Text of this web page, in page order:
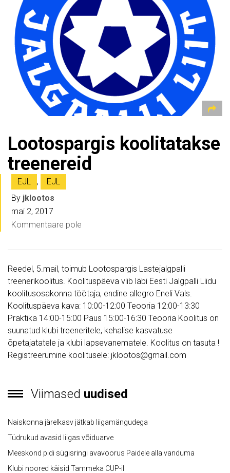
Lootospargis koolitatakse
treenereid
EJL ,
EJL
By jklootos
mai 2, 2017
Kommentaare pole
Reedel, 5.mail, toimub Lootospargis Lastejalgpalli
treenerikoolitus. Koolituspäeva viib läbi Eesti Jalgpalli Liidu
koolitusosakonna töötaja, endine allegro Eneli Vals.
Koolituspäeva kava: 10:00-12:00 Teooria 12:00-13:30
Praktika 14:00-15:00 Paus 15:00-16:30 Teooria Koolitus on
suunatud klubi treeneritele, kehalise kasvatuse
õpetajatatele ja klubi lapsevanematele. Koolitus on tasuta !
Registreerumine koolitusele: jklootos@gmail.com
Viimased uudised
Naiskonna järelkasv jätkab liigamängudega
Tüdrukud avasid liigas võiduarve
Meeskond pidi sügisringi avavoorus Paidele alla vanduma
Klubi noored käisid Tammeka CUP-il